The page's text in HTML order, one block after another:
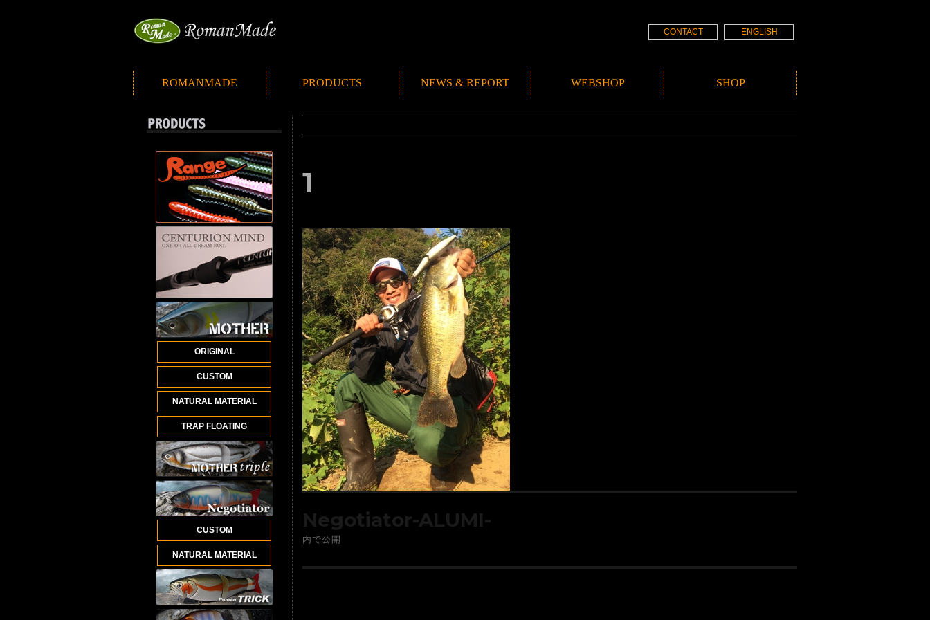
ENGLISH
CONTACT
ROMANMADE PRODUCTS NEWS & REPORT WEBSHOP SHOP
1
Negotiator-ALUMI-
内で公開
ORIGINAL
CUSTOM
NATURAL MATERIAL
TRAP FLOATING
CUSTOM
NATURAL MATERIAL